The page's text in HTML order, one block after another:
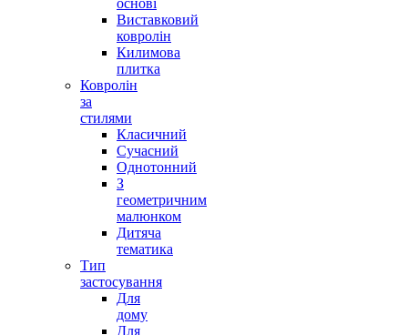
Виставковий
ковролін
Килимова
плитка
Ковролін
за
стилями
Класичний
Сучасний
Однотонний
З
геометричним
малюнком
Дитяча
тематика
Тип
застосування
Для
дому
Для